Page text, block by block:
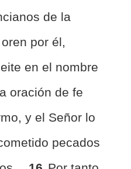
de la
por él,
en el nombre
oración de fe
y el Señor lo
pecados